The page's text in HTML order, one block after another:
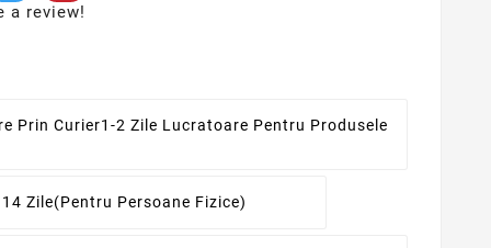
a review!
Prin Curier1-2 Zile Lucratoare Pentru Produsele
Zile(pentru Persoane Fizice)